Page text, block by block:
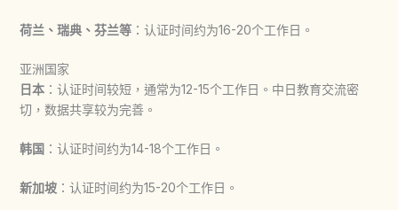
荷兰、瑞典、芬兰等：认证时间约为16-20个工作日。
亚洲国家
日本：认证时间较短，通常为12-15个工作日。中日教育交流密
切，数据共享较为完善。
韩国 ：认证时间约为14-18个工作日。
新加坡：认证时间约为15-20个工作日。